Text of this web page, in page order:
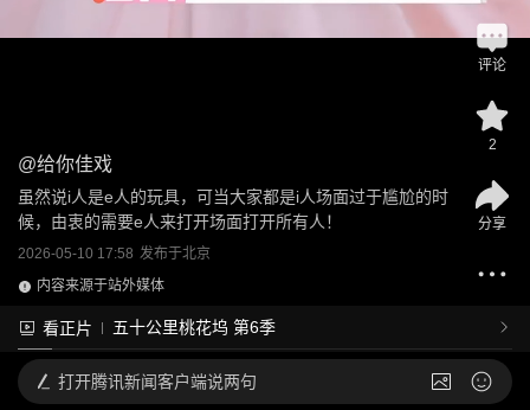
@给你佳戏
虽然说i人是e人的玩具，可当大家都是i人场面过于尴尬的时
候，由衷的需要e人来打开场面打开所有人！
2026-05-10 17:58 发布于北京
内容来源于站外媒体
看正片 五十公里桃花坞 第6季
评论
2
分享
打开腾讯新闻客户端说两句